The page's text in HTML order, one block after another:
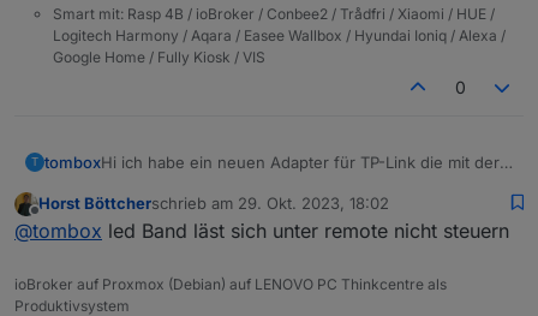
Smart mit: Rasp 4B / ioBroker / Conbee2 / Trådfri / Xiaomi / HUE /
Logitech Harmony / Aqara / Easee Wallbox / Hyundai Ioniq / Alexa /
Google Home / Fully Kiosk / VIS
0
T tomboxHi ich habe ein neuen Adapter für TP-Link die mit der
Der Adapter loggt sich über die Cloud ein um alle
Geräte mit IP zu finden
manuell die IP gesetzt wird.
tapo.0.id.ip
Dann versucht er sich lokal mit username und
Password auf die Geräte zu verbinden und zu steuern.
tapo.0.id
Motion Detection funktioniert mit Stream User und
Offline
Horst Böttcherschrieb am 29. Okt. 2023, 18:02
zuletzt editiert von
@tombox led Band läst sich unter remote nicht steuern
ioBroker auf Proxmox (Debian) auf LENOVO PC Thinkcentre als
Produktivsystem